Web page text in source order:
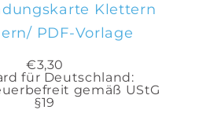
Klettern
PDF-Vorlage
€3,30
für Deutschland:
gemäß UStG
§19